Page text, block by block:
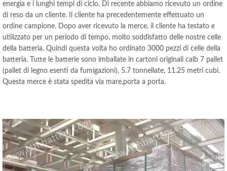
energia e i lunghi tempi di ciclo. Di recente abbiamo ricevuto un ordine
di reso da un cliente. Il cliente ha precedentemente effettuato un
ordine campione. Dopo aver ricevuto la merce, il cliente ha testato e
utilizzato per un periodo di tempo, molto soddisfatto delle nostre celle
della batteria. Quindi questa volta ho ordinato 3000 pezzi di celle della
batteria. Tutte le batterie sono imballate in cartoni originali calb 7 pallet
(pallet di legno esenti da fumigazioni), 5.7 tonnellate, 11.25 metri cubi.
Questa merce è stata spedita via mare,porta a porta.